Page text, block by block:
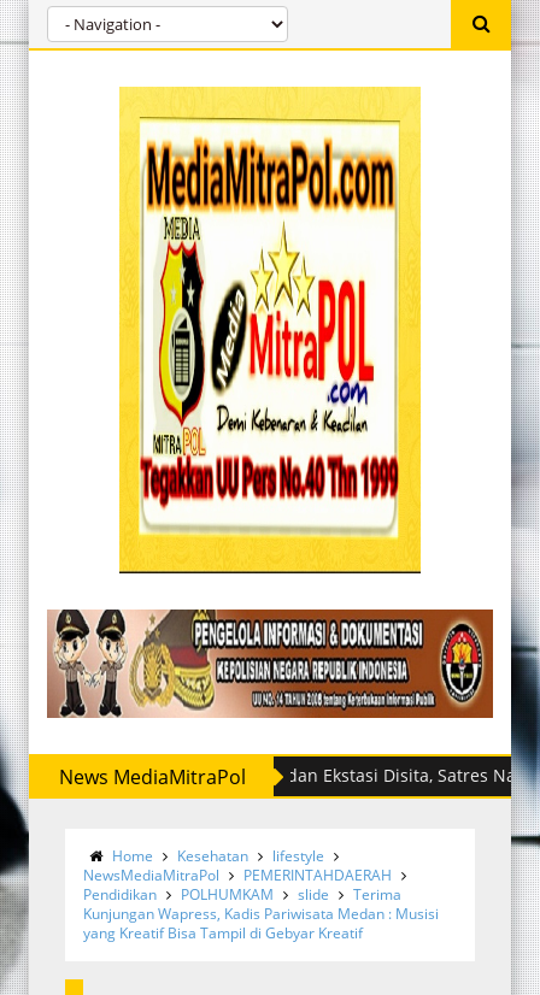
News MediaMitraPolSabu dan Ekstasi Disita, Satres Narkoba
Home Kesehatan
lifestyle
NewsMediaMitraPol
PEMERINTAHDAERAH
Pendidikan
POLHUMKAM slide
Terima
Kunjungan Wapress, Kadis Pariwisata Medan : Musisi
yang Kreatif Bisa Tampil di Gebyar Kreatif